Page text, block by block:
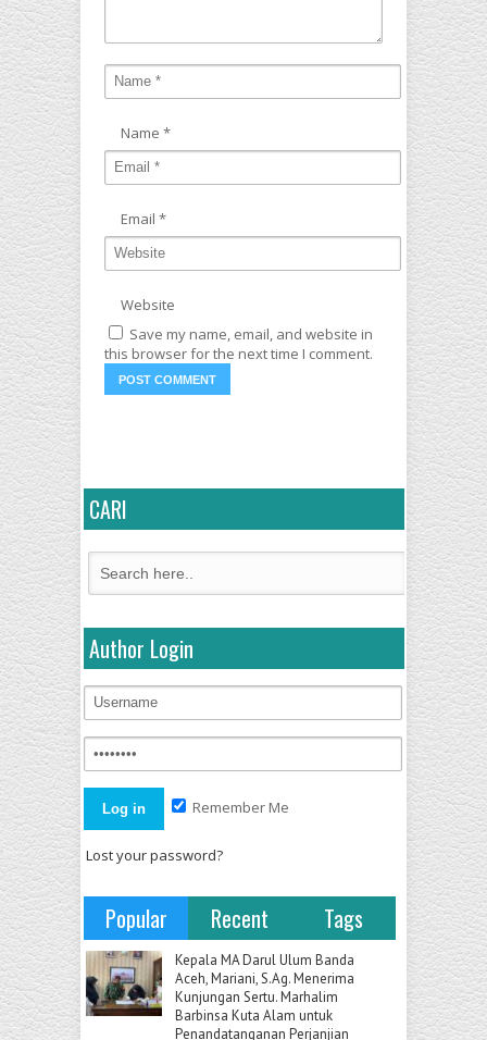
Name *
Email *
Website
Save my name, email, and website in
this browser for the next time I comment.
CARI
Author Login
Remember Me
Lost your password?
Popular Recent Tags
Kepala MA Darul Ulum Banda
Aceh, Mariani, S.Ag. Menerima
Kunjungan Sertu. Marhalim
Barbinsa Kuta Alam untuk
Penandatanganan Perjanjian